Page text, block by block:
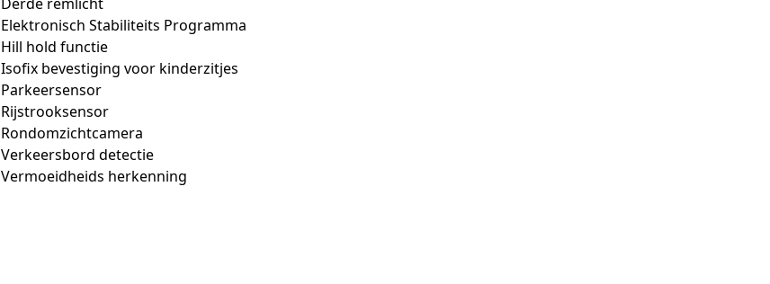
Elektronisch Stabiliteits Programma
Hill hold functie
Isofix bevestiging voor kinderzitjes
Parkeersensor
Rijstrooksensor
Rondomzichtcamera
Verkeersbord detectie
Vermoeidheids herkenning